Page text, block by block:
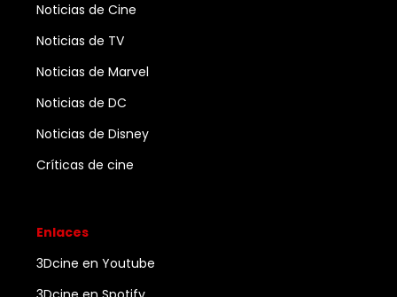
Noticias de Cine
Noticias de TV
Noticias de Marvel
Noticias de DC
Noticias de Disney
Críticas de cine
Enlaces
3Dcine en Youtube